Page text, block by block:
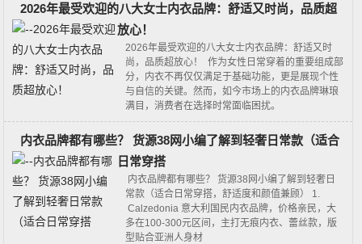
2026年最受欢迎的八大女士内衣品牌：舒适又时尚，品质超
放心！
2026年最受欢迎的八大女士内衣品牌：舒适又时
尚，品质超放心！ 作为女性日常穿着的重要组成部
分，内衣不再仅仅满足于基础功能，更是展现个性
与自信的关键。然而，如今市场上的内衣品牌琳琅
满目，消费者在选择时常面临困扰。
内衣品牌都有哪些？ 货源38网小编了解到轻奢日常款（适合
日常穿搭
内衣品牌都有哪些？ 货源38网小编了解到轻奢日
常款（适合日常穿搭，舒适度和颜值兼顾） 1.
Calzedonia 意大利国民内衣品牌，价格亲民，大
多在100-300元区间，主打无痕内衣、蕾丝款，版
型贴合亚洲人身材